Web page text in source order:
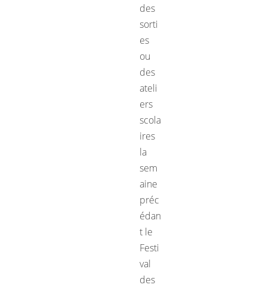
des
sorti
es
ou
des
ateli
ers
scola
ires
la
sem
aine
préc
édan
t le
Festi
val
des